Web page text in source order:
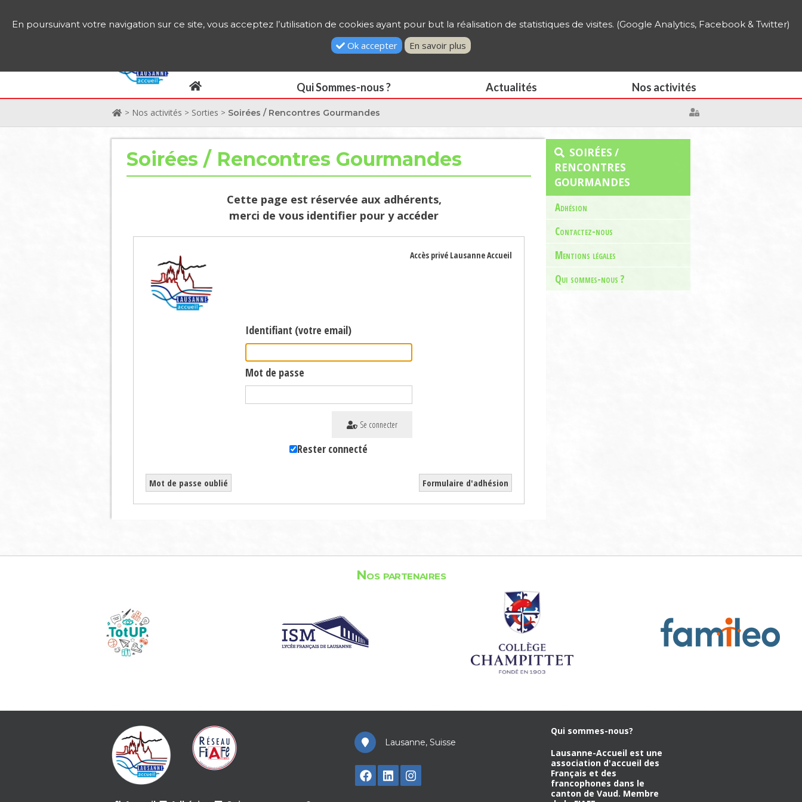
En poursuivant votre navigation sur ce site, vous acceptez l’utilisation de cookies ayant pour but la réalisation de statistiques de visites. (Google Analytics, Facebook & Twitter)
Ok accepter En savoir plus
Qui Sommes-nous ? Actualités Nos activités
> Nos activités > Sorties > Soirées / Rencontres Gourmandes
Soirées / Rencontres Gourmandes
Cette page est réservée aux adhérents,
merci de vous identifier pour y accéder
Accès privé Lausanne Accueil
Identifiant (votre email)
Mot de passe
Se connecter
Rester connecté
Mot de passe oublié Formulaire d'adhésion
SOIRÉES /
RENCONTRES
GOURMANDES
Adhésion
Contactez-nous
Mentions légales
Qui sommes-nous ?
Nos partenaires
Lausanne, Suisse
Qui sommes-nous?
Lausanne-Accueil est une
association d'accueil des
Français et des
francophones dans le
canton de Vaud. Membre